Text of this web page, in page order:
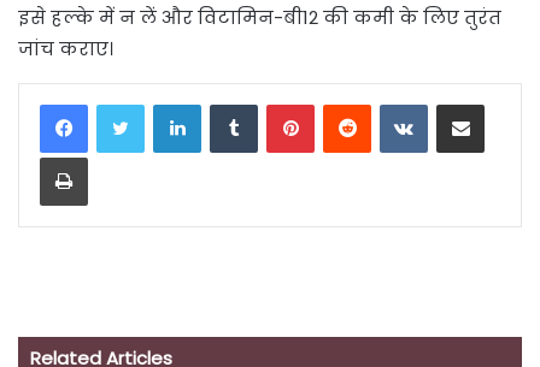
इसे हल्के में न लें और विटामिन-बी12 की कमी के लिए तुरंत
जांच कराए।
LinkedInTumblrPinterestReddit VKontakteShare via Email
Print
Related Articles